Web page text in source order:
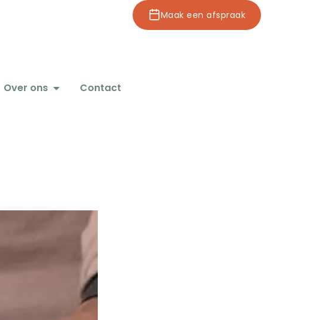
Maak een afspraak
Over ons Contact